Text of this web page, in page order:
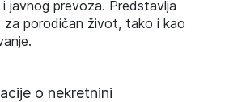
javnog prevoza. Predstavlja
za porodičan život, tako i kao
o nekretnini